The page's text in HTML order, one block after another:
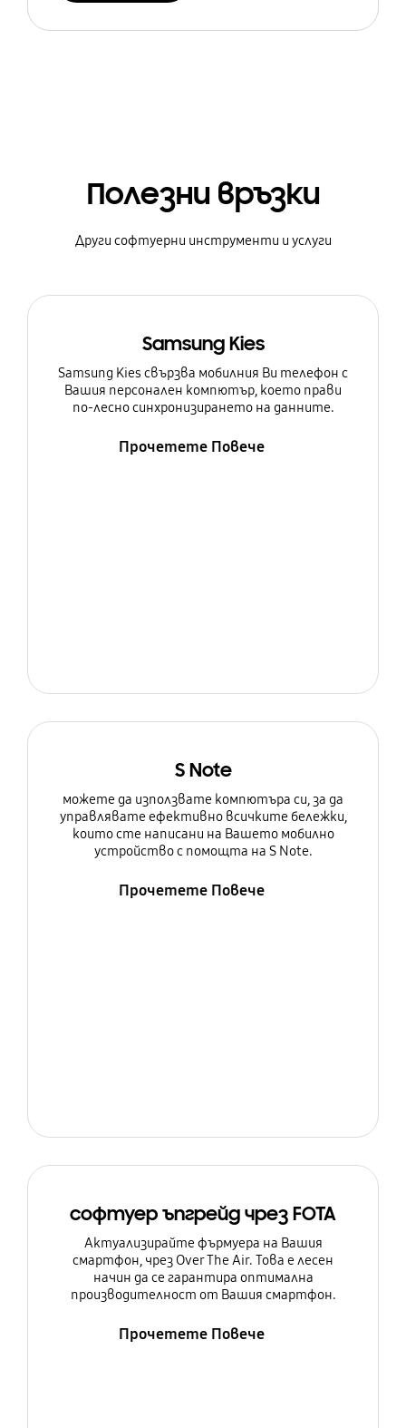
Полезни връзки
Други софтуерни инструменти и услуги
Samsung Kies
Samsung Kies свързва мобилния Ви телефон с
Вашия персонален компютър, което прави
по-лесно синхронизирането на данните.
Прочетете Повече
S Note
можете да използвате компютъра си, за да
управлявате ефективно всичките бележки,
които сте написани на Вашето мобилно
устройство с помощта на S Note.
Прочетете Повече
софтуер ъпгрейд чрез FOTA
Актуализирайте фърмуера на Вашия
смартфон, чрез Over The Air. Това е лесен
начин да се гарантира оптимална
производителност от Вашия смартфон.
Прочетете Повече